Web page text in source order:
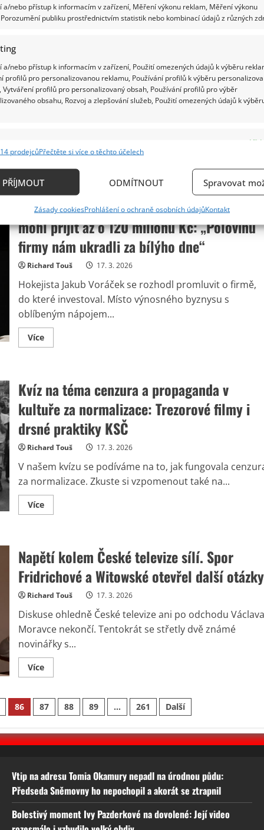
a/nebo přístup k informacím v zařízení, Měření výkonu reklam, Měření výkonu
publiku prostřednictvím statistik nebo kombinací údajů z různých
a/nebo přístup k informacím v zařízení, Použití omezených údajů k výběru
profilů pro personalizovanou reklamu, Používání profilů k výběru
Vytváření profilů pro personalizovaný obsah, Používání profilů pro výběr
obsahu, Rozvoj a zlepšování služeb, Použití omezených údajů k
zařízení na základě automaticky přenášených informací.
aktivně vyžádaných informací.
bezpečnosti, předcházení a zjišťování podvodů a
chyb, Poskytování a zobrazování reklamy a
prodejcůPřečtěte si více o těchto účelech
PŘÍJMOUT ODMÍTNOUT Spravovat
Zásady cookiesProhlášení o ochraně osobních údajůKontakt
Retro
kvíz
o
odpovědět
ano,
nebo
ne
na
otázky
málokdo si vybaví detaily
Richard Touš 18. 3. 2026
VíceRead
more
znalostí
fanoušky
klasických
českých
filmů:
Každý
viděl
xkrát,
ale
si
vybaví
detaily
Hokejista Voráček kvůli špatné investici
mohl přijít až o 120 milionů Kč: „Polovinu
firmy nám ukradli za bílýho dne“
Richard Touš 17. 3. 2026
Hokejista Jakub Voráček se rozhodl promluvit o firmě,
do které investoval. Místo výnosného byznysu s
oblíbeným nápojem...
VíceRead
more
špatné
investici
mohl
přijít
až
o
120
milionů
Kč:
„Polovinu
firmy
nám
ukradli
za
bílýho
dne“
Kvíz na téma cenzura a propaganda v
kultuře za normalizace: Trezorové filmy i
drsné praktiky KSČ
Richard Touš 17. 3. 2026
V našem kvízu se podíváme na to, jak fungovala
za normalizace. Zkuste si vzpomenout také na...
VíceRead
more
cenzura
a
propaganda
v
kultuře
za
Trezorové
filmy
i
drsné
praktiky
KSČ
Napětí kolem České televize sílí. Spor
Fridrichové a Witowské otevřel další otázky
Richard Touš 17. 3. 2026
Diskuse ohledně České televize ani po odchodu Václava
Moravce nekončí. Tentokrát se střetly dvě známé
novinářky s...
VíceRead
more
kolem
České
televize
Spor
Fridrichové
a
další
otázky
86 87 88 89 … 261 Další
Vtip na adresu Tomia Okamury nepadl na úrodnou půdu:
Předseda Sněmovny ho nepochopil a akorát se ztrapnil
Bolestivý moment Ivy Pazderkové na dovolené: Její video